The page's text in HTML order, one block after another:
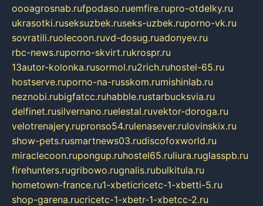
oooagrosnab.rufpodaso.ruemfire.rupro-otdelky.ru
ukrasotki.ruseksuzbek.ruseks-uzbek.ruporno-vk.ru
sovratili.ruolecoon.ruvd-dosug.ruadonyev.ru
rbc-news.ruporno-skvirt.rukrospr.ru
13autor-kolonka.rusormol.ru2rich.ruhostel-65.ru
hostserve.ruporno-na-russkom.rumishinlab.ru
neznobi.rubigfatcc.ruhabble.rustarbucksvia.ru
delfinet.rusilvernano.ruelestal.ruvektor-doroga.ru
velotrenajery.rupronso54.rulenasever.rulovinskix.ru
show-pets.rusmartnews03.rudiscofoxworld.ru
miraclecoon.rupongup.ruhostel65.ruliura.ruglasspb.ru
firehunters.rugribowo.rugnalis.rubulkitula.ru
hometown-france.ru1-xbeticricetc-1-xbetti-5.ru
shop-garena.rucricetc-1-xbetr-1-xbetcc-2.ru